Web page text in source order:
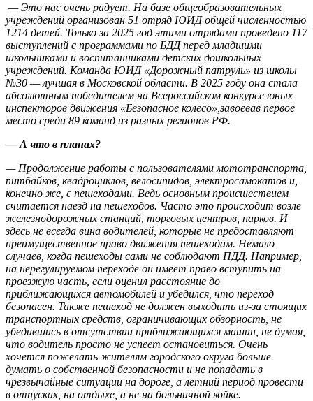
— Это нас очень радует. На базе общеобразовательных
учреждений организован 51 отряд ЮИД общей численностью
1214 детей. Только за 2025 год этими отрядами проведено 117
выступлений с программами по БДД перед младшими
школьниками и воспитанниками детских дошкольных
учреждений. Команда ЮИД «Дорожный патруль» из школы
№30 — лучшая в Московской области. В 2025 году она стала
абсолютным победителем на Всероссийском конкурсе юных
инспекторов движения «Безопасное колесо»,завоевав первое
место среди 89 команд из разных регионов РФ.
— А что в планах?
— Продолжение работы с пользователями мототранспорта,
питбайков, квадроциклов, велосипидов, электросамокатов и,
конечно же, с пешеходами. Ведь основным происшествием
считается наезд на пешеходов. Часто это происходит возле
железнодорожных станций, торговых центров, парков. И
здесь не всегда вина водителей, которые не предоставляют
преимущественное право движения пешеходам. Немало
случаев, когда пешеходы сами не соблюдают ПДД. Например,
на нерегулируемом переходе он имеет право вступить на
проезжую часть, если оценил расстояние до
приближающихся автомобилей и убедился, что переход
безопасен. Также пешеход не должен выходить из-за стоящих
транспортных средств, ограничивающих обзорность, не
убедившись в отсутствии приближающихся машин, не думая,
что водитель просто не успеет остановиться. Очень
хочется пожелать жителям городского округа больше
думать о собственной безопасности и не попадать в
чрезвычайные ситуации на дороге, а летний период провести
в отпусках, на отдыхе, а не на больничной койке.